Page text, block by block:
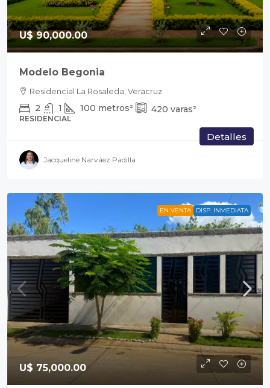
U$ 90,000.00
Modelo Begonia
Residencial La Rosaleda, Veracruz
2 1 100 metros² 420 varas²
RESIDENCIAL
Detalles
Jacqueline Narváez Padilla
EN VENTA DISP. INMEDIATA
U$ 75,000.00